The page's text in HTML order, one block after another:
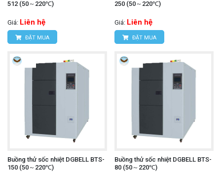
512 (50～220℃)
Giá: Liên hệ
ĐẶT MUA
250 (50～220℃)
Giá: Liên hệ
ĐẶT MUA
Buồng thử sốc nhiệt DGBELL BTS-
150 (50～220℃)
Buồng thử sốc nhiệt DGBELL BTS-
80 (50～220℃)